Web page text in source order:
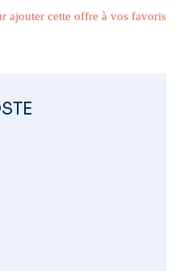
ajouter cette offre à vos favoris